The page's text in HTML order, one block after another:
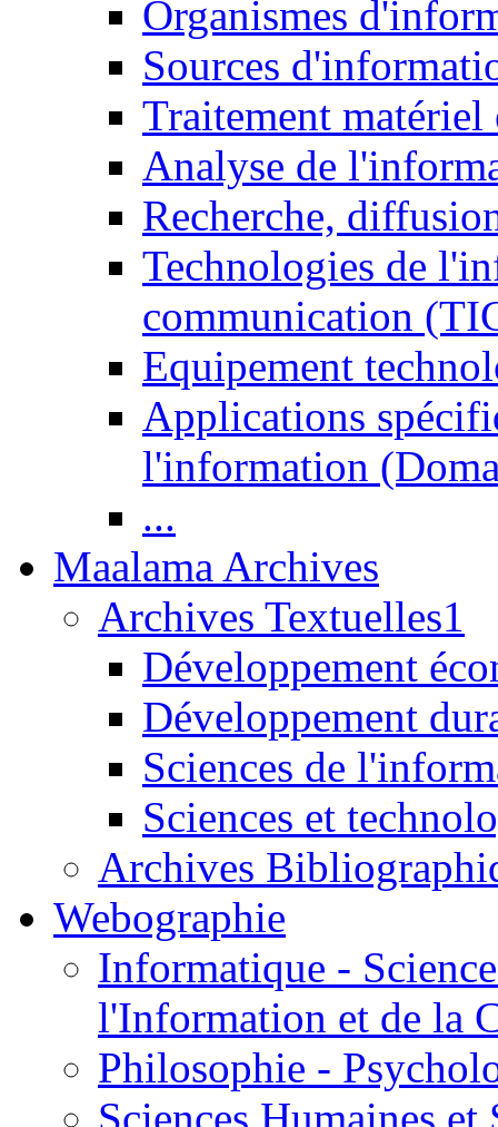
Organismes
Sources
Traitement matériel
Analyse de
Recherche,
Technologies de
communication
Equipement
Applications
l'information
...
Maalama Archives
Archives Textuelles1
Développement
Développement
Sciences de
Sciences et
Archives
Webographie
Informatique -
l'Information et de la
Philosophie -